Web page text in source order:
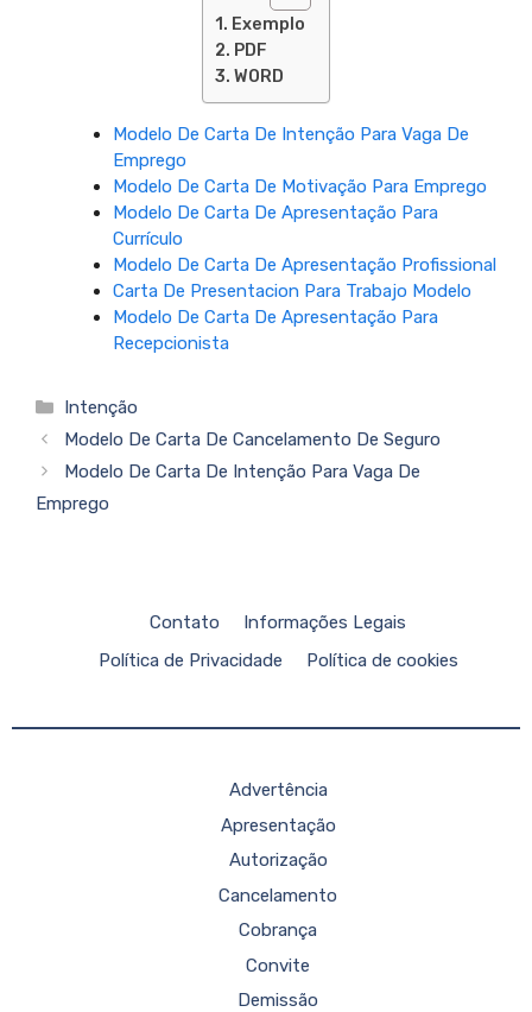
Exemplo
PDF
WORD
Modelo De Carta De Intenção Para Vaga De
Emprego
Modelo De Carta De Motivação Para Emprego
Modelo De Carta De Apresentação Para
Currículo
Modelo De Carta De Apresentação Profissional
Carta De Presentacion Para Trabajo Modelo
Modelo De Carta De Apresentação Para
Recepcionista
Categorias
Intenção
Modelo De Carta De Cancelamento De Seguro
Modelo De Carta De Intenção Para Vaga De
Emprego
Contato
Informações Legais
Política de Privacidade
Política de cookies
Advertência
Apresentação
Autorização
Cancelamento
Cobrança
Convite
Demissão